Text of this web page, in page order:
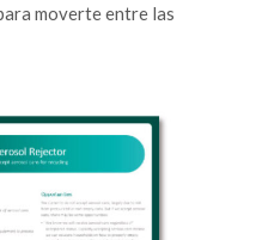
moverte entre las